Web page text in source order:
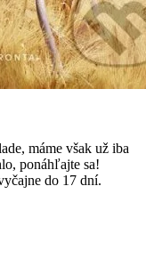
máme však už iba
ponáhľajte sa!
do 17 dní.